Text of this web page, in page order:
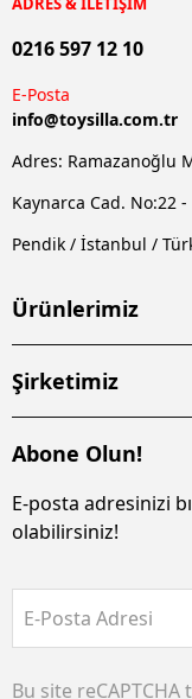
0216 597 12 10
E-Posta
info@toysilla.com.tr
Adres: Ramazanoğlu
Kaynarca Cad. No:22 -
Pendik / İstanbul /
Ürünlerimiz
Şirketimiz
Abone Olun!
E-posta adresinizi
olabilirsiniz!
E-Posta Adresi
Bu site